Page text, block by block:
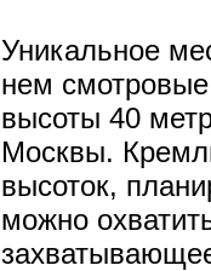
Уникальное
нем
высоты 40
Москвы.
высоток,
можно